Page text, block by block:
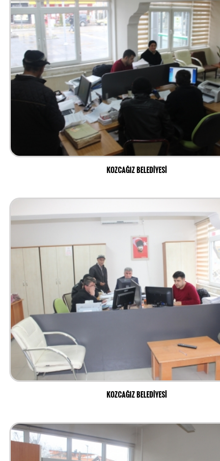
KOZCAĞIZ BELEDİYESİ
KOZCAĞIZ BELEDİYESİ